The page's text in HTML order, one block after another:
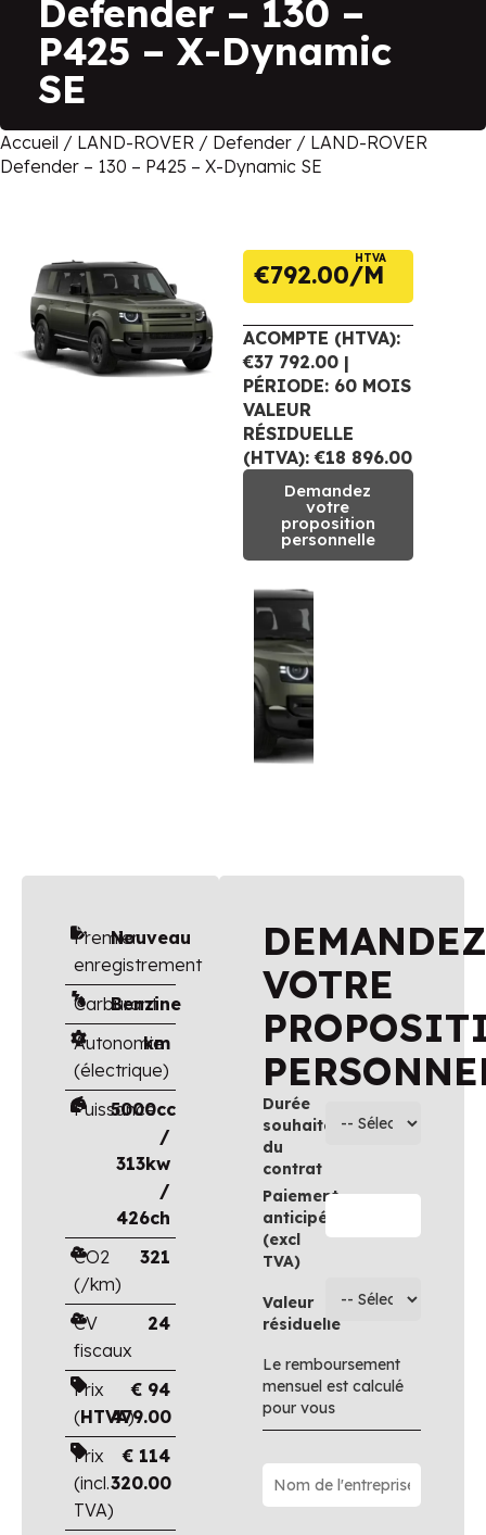
Defender – 130 –
P425 – X-Dynamic
SE
Accueil / LAND-ROVER / Defender / LAND-ROVER
Defender – 130 – P425 – X-Dynamic SE
€792.00
HTVA
ACOMPTE (HTVA):
€37 792.00 |
PÉRIODE: 60 MOIS
VALEUR
RÉSIDUELLE
(HTVA): €18 896.00
Demandez
votre
proposition
personnelle
Premier
enregistrement
Nouveau
Carburant
Benzine
Autonomie
(électrique)
km
Puissance
5000cc
/
313kw
/
426ch
CO2
(/km)
321
CV
fiscaux
24
Prix
(HTVA)
€ 94
479.00
Prix
(incl.
TVA)
€ 114
320.00
DEMANDEZ
VOTRE
Durée
souhaitée
du
contrat
Paiement
anticipé
(excl
TVA)
Valeur
résiduelle
Le remboursement
mensuel est calculé
pour vous